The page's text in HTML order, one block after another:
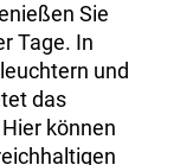
Sie
Tage. In
und
das
können